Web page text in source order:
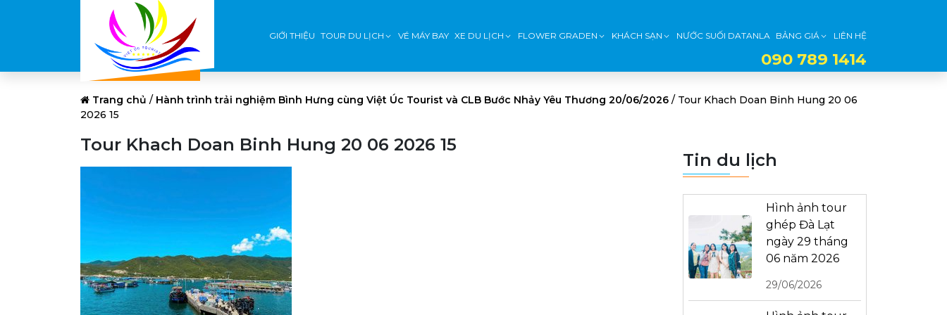
GIỚI THIỆU TOUR DU LỊCH VÉ MÁY BAY XE DU LỊCH FLOWER GRADEN KHÁCH SẠN NƯỚC SUỐI DATANLA BẢNG GIÁ LIÊN HỆ
090 789 1414
Trang chủ / Hành trình trải nghiệm Bình Hưng cùng Việt Úc Tourist và CLB Bước Nhảy Yêu Thương 20/06/2026 / Tour Khach Doan Binh Hung 20 06
2026 15
Tour Khach Doan Binh Hung 20 06 2026 15
Tin du lịch
Hình ảnh tour
ghép Đà Lạt
ngày 29 tháng
06 năm 2026
29/06/2026